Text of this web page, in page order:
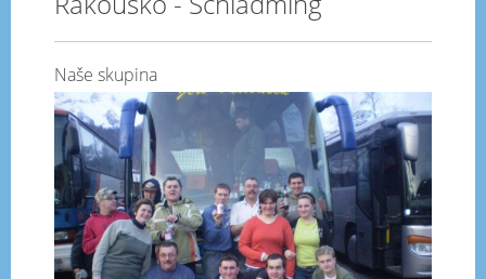
Naše skupina